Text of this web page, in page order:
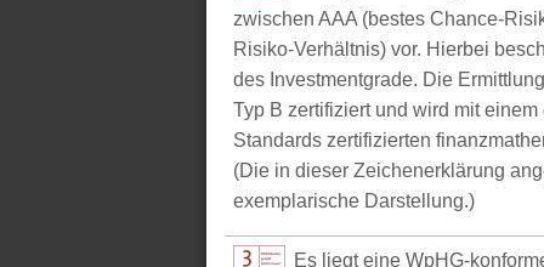
zwischen AAA (bestes Chance-
Risiko-Verhältnis) vor. Hierbei
des Investmentgrade. Die
Typ B zertifiziert und wird mit
Standards zertifizierten
(Die in dieser Zeichenerklärung
exemplarische Darstellung.)
Es liegt eine WpHG-